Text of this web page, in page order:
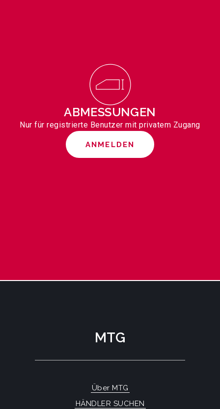
ABMESSUNGEN
Nur für registrierte Benutzer mit privatem Zugang
ANMELDEN
MTG
Über MTG
HÄNDLER SUCHEN